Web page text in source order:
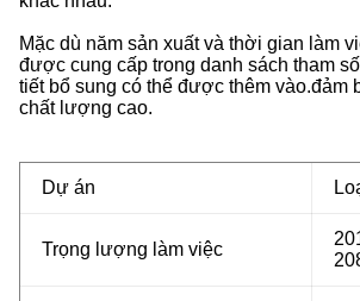
Mặc dù năm sản xuất và thời gian làm
được cung cấp trong danh sách tham
tiết bổ sung có thể được thêm vào.đảm
chất lượng cao.
Dự án
Trọng lượng làm việc